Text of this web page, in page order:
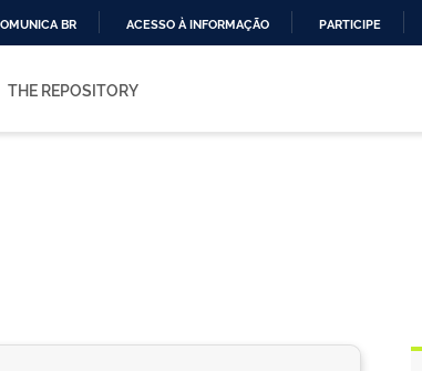
O
BR ACESSO À INFORMAÇÃO PARTICIPE
THE REPOSITORY